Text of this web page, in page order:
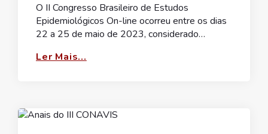
O II Congresso Brasileiro de Estudos
Epidemiológicos On-line ocorreu entre os dias
22 a 25 de maio de 2023, considerado…
Ler Mais...